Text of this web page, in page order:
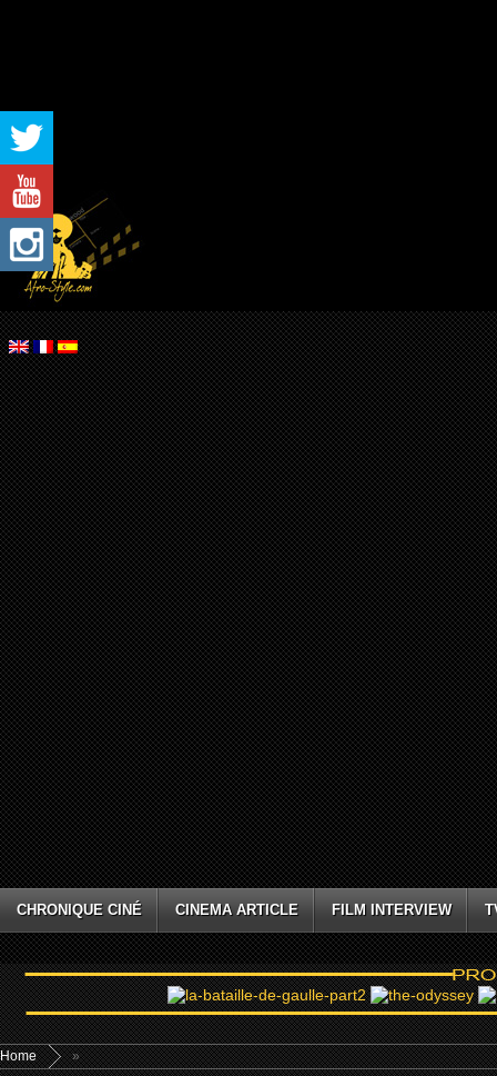
CHRONIQUE CINÉ CINEMA ARTICLE FILM INTERVIEW
Home »